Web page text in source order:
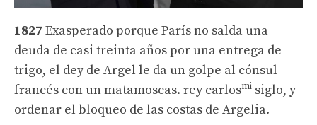
1827 Exasperado porque París no salda una
deuda de casi treinta años por una entrega de
trigo, el dey de Argel le da un golpe al cónsul
francés con un matamoscas. rey carlosmi siglo, y
ordenar el bloqueo de las costas de Argelia.